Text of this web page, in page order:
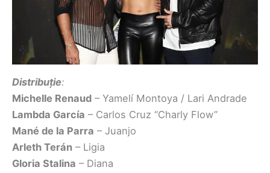
Distribuție:
Michelle Renaud – Yamelí Montoya / Lari Andrade
Lambda García – Carlos Cruz “Charly Flow”
Mané de la Parra – Juanjo
Arleth Terán – Ligia
Gloria Stalina – Diana